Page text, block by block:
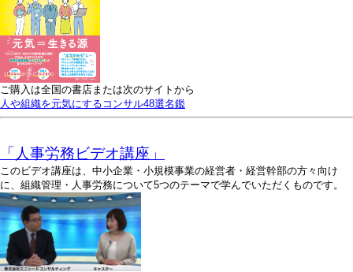
ご購入は全国の書店または次のサイトから
人や組織を元気にするコンサル48選名鑑
「人事労務ビデオ講座」
このビデオ講座は、中小企業・小規模事業の経営者・経営幹部の方々向け
に、組織管理・人事労務について5つのテーマで学んでいただくものです。